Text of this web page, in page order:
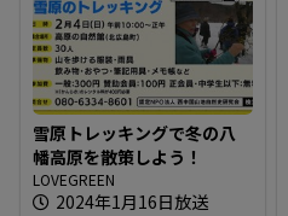
雪原トレッキングで冬の八
幡高原を散策しよう！
LOVEGREEN
2024年1月16日放送